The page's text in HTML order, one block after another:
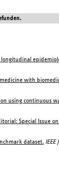
with
using continuous
Special Issue
dataset.